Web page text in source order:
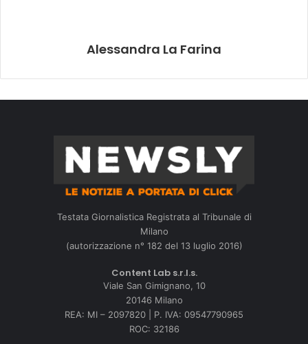
Alessandra La Farina
Testata Giornalistica Registrata al Tribunale di
Milano
(autorizzazione n° 182 del 13 luglio 2016)
Content Lab s.r.l.s.
Viale San Gimignano, 10
20146 Milano
REA: MI – 2097820 | P. IVA: 09547790965
ROC: 32186